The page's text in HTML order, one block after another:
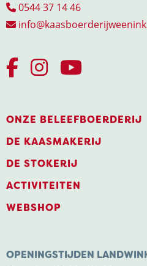
0544 37 14 46
ONZE BELEEFBOERDERIJ
DE KAASMAKERIJ
DE STOKERIJ
ACTIVITEITEN
WEBSHOP
OPENINGSTIJDEN